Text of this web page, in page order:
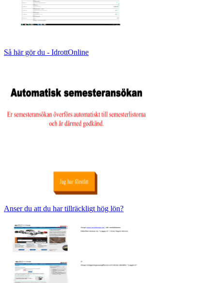
Så här gör du - IdrottOnline
Anser du att du har tillräckligt hög lön?